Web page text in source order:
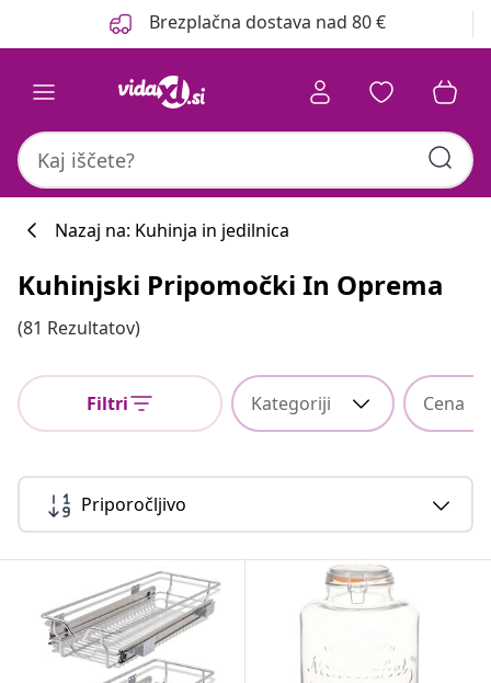
Brezplačna dostava nad 80 €
Nazaj na: Kuhinja in jedilnica
Kuhinjski Pripomočki In Oprema
(81 Rezultatov)
Filtri Kategoriji Cena
Priporočljivo